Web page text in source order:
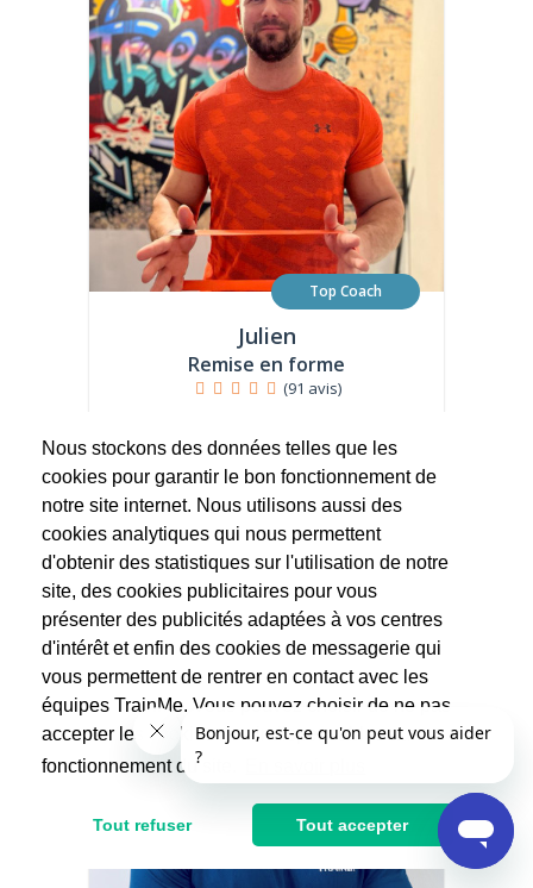
Top Coach
Julien
Remise en forme
(91 avis)
de la santé et de la remise en...
75€ 37.5€
Après réduction d'impôts
Nous stockons des données telles que les
cookies pour garantir le bon fonctionnement de
notre site internet. Nous utilisons aussi des
cookies analytiques qui nous permettent
d'obtenir des statistiques sur l'utilisation de notre
site, des cookies publicitaires pour vous
présenter des publicités adaptées à vos centres
d'intérêt et enfin des cookies de messagerie qui
vous permettent de rentrer en contact avec les
équipes TrainMe. Vous pouvez choisir de ne pas
accepter les cookies non indispensables au
fonctionnement du site.
Tout refuser Tout accepter